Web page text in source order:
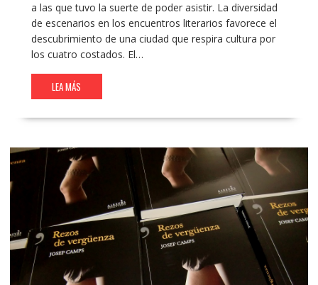
a las que tuvo la suerte de poder asistir. La diversidad
de escenarios en los encuentros literarios favorece el
descubrimiento de una ciudad que respira cultura por
los cuatro costados. El…
LEA MÁS